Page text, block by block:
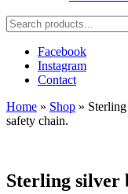
Facebook
Instagram
Contact
Home » Shop »
safety chain.
Sterling silver